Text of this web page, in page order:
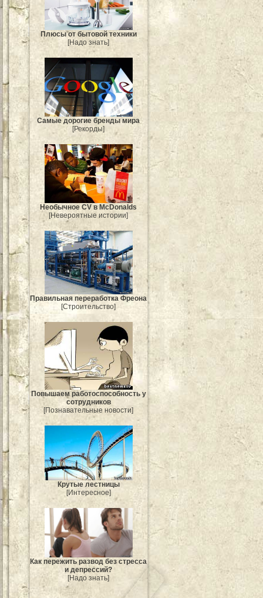
Плюсы от бытовой техники
[Надо знать]
Самые дорогие бренды мира
[Рекорды]
Необычное CV в McDonalds
[Невероятные истории]
Правильная переработка Фреона
[Строительство]
Повышаем работоспособность у
сотрудников
[Познавательные новости]
Крутые лестницы
[Интересное]
Как пережить развод без стресса
и депрессий?
[Надо знать]